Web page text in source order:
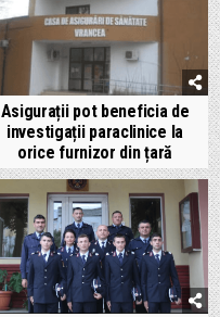
Asigurații pot beneficia de
investigații paraclinice la
orice furnizor din țară